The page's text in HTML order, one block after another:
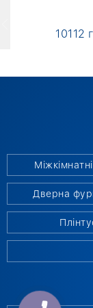
10112
Дверна